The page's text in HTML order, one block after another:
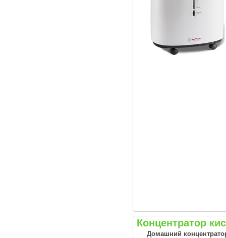
Концентратор
Домашний